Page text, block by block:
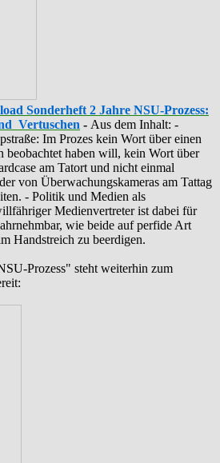
Sonderheft 2 Jahre NSU-Prozess:
Vertuschen - Aus dem Inhalt: -
Im Prozes kein Wort über einen
beobachtet haben will, kein Wort über
am Tatort und nicht einmal
von Überwachungskameras am Tattag
- Politik und Medien als
Medienvertreter ist dabei für
wie beide auf perfide Art
Handstreich zu beerdigen.
Prozess" steht weiterhin zum